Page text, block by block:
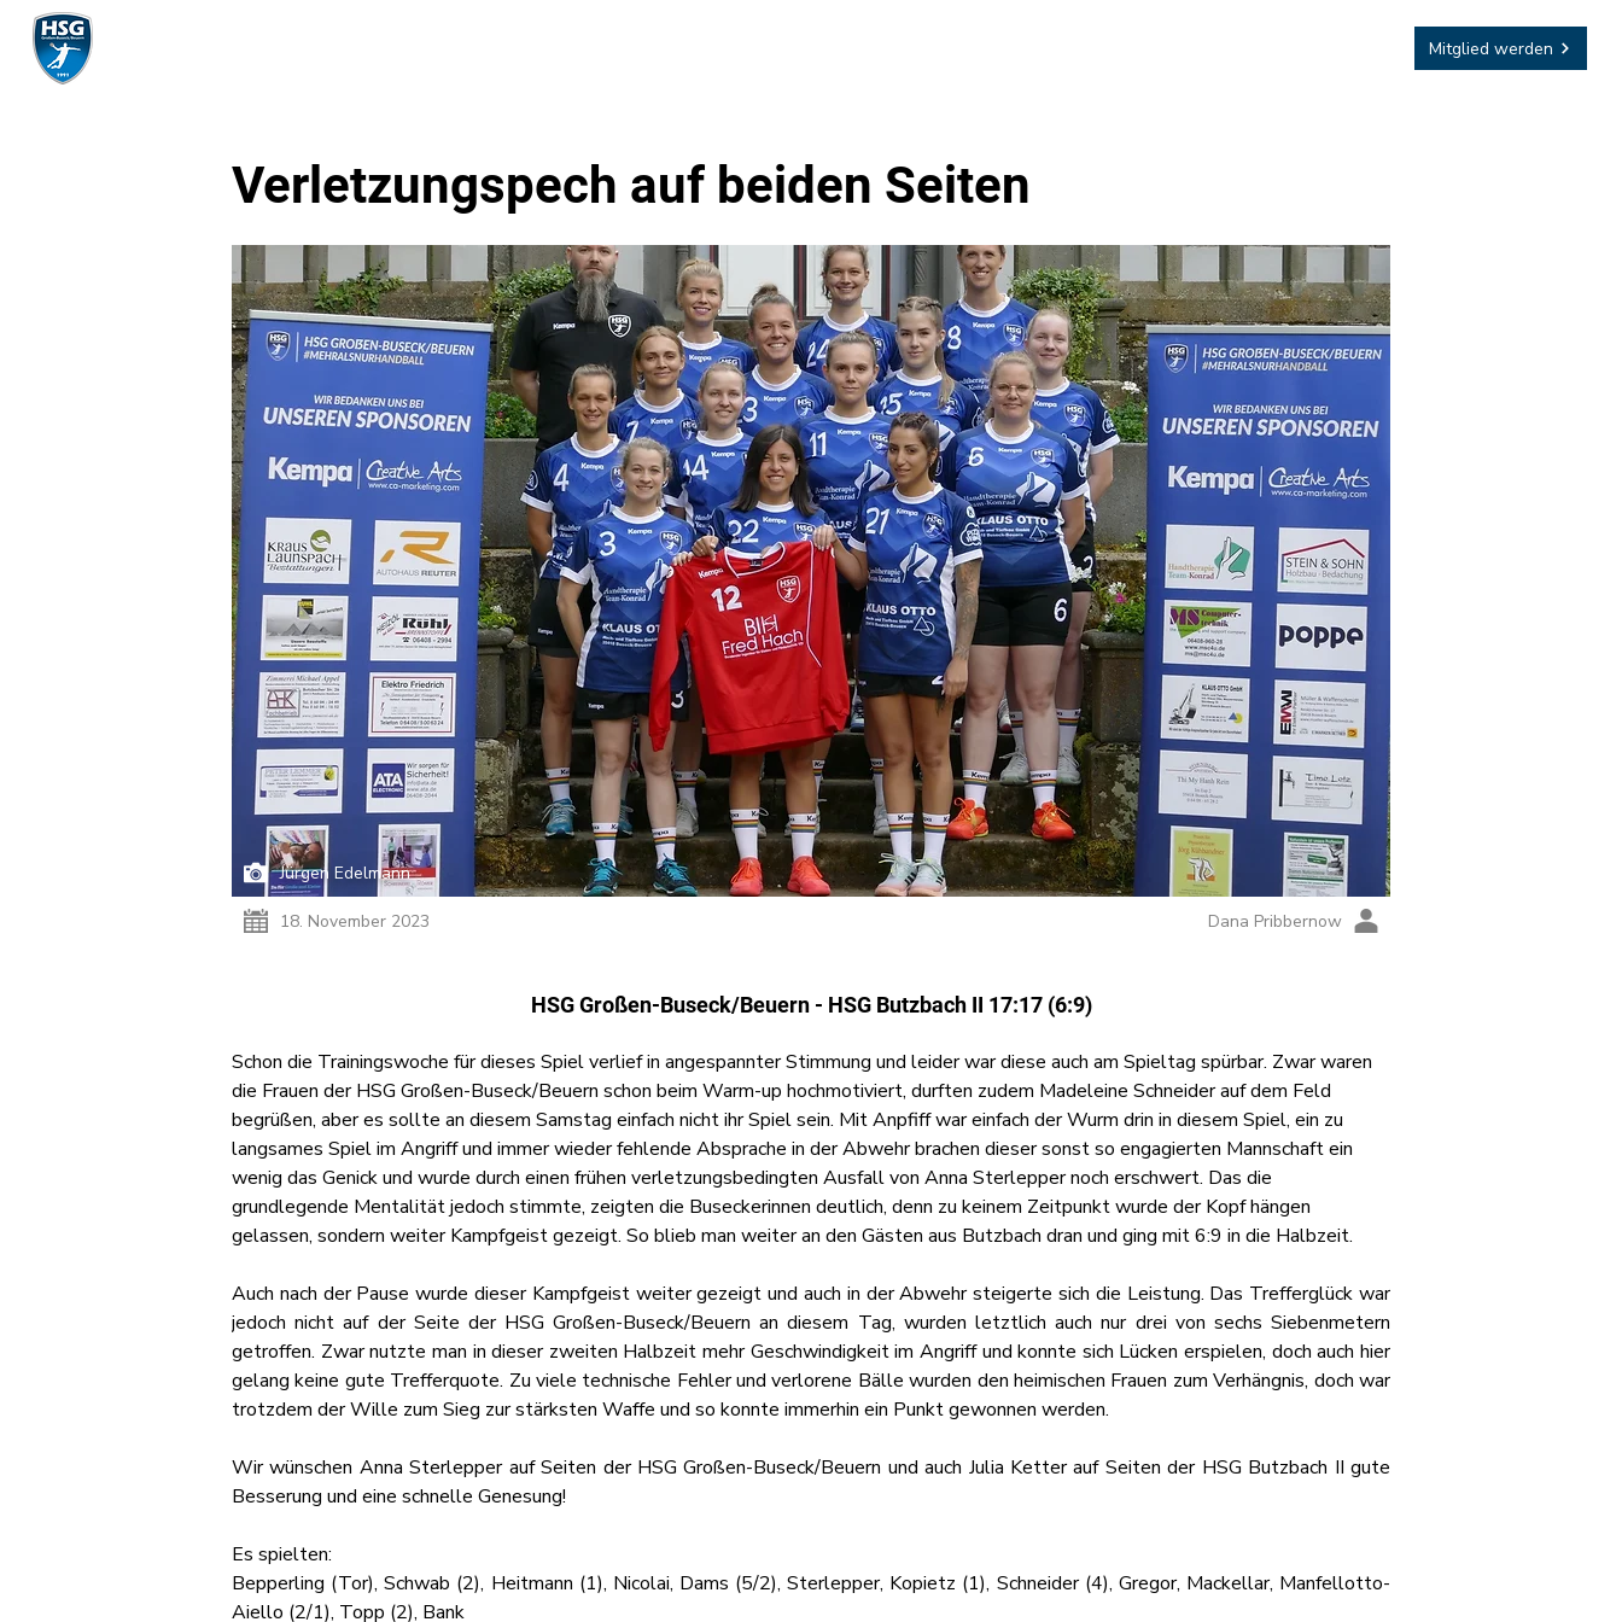
Mitglied werden
Verletzungspech auf beiden Seiten
Jürgen Edelmann
18. November 2023 Dana Pribbernow
HSG Großen-Buseck/Beuern - HSG Butzbach II 17:17 (6:9)
Schon die Trainingswoche für dieses Spiel verlief in angespannter Stimmung und leider war diese auch am Spieltag spürbar. Zwar waren
die Frauen der HSG Großen-Buseck/Beuern schon beim Warm-up hochmotiviert, durften zudem Madeleine Schneider auf dem Feld
begrüßen, aber es sollte an diesem Samstag einfach nicht ihr Spiel sein. Mit Anpfiff war einfach der Wurm drin in diesem Spiel, ein zu
langsames Spiel im Angriff und immer wieder fehlende Absprache in der Abwehr brachen dieser sonst so engagierten Mannschaft ein
wenig das Genick und wurde durch einen frühen verletzungsbedingten Ausfall von Anna Sterlepper noch erschwert. Das die
grundlegende Mentalität jedoch stimmte, zeigten die Buseckerinnen deutlich, denn zu keinem Zeitpunkt wurde der Kopf hängen
gelassen, sondern weiter Kampfgeist gezeigt. So blieb man weiter an den Gästen aus Butzbach dran und ging mit 6:9 in die Halbzeit.
Auch nach der Pause wurde dieser Kampfgeist weiter gezeigt und auch in der Abwehr steigerte sich die Leistung. Das Trefferglück war
jedoch nicht auf der Seite der HSG Großen-Buseck/Beuern an diesem Tag, wurden letztlich auch nur drei von sechs Siebenmetern
getroffen. Zwar nutzte man in dieser zweiten Halbzeit mehr Geschwindigkeit im Angriff und konnte sich Lücken erspielen, doch auch hier
gelang keine gute Trefferquote. Zu viele technische Fehler und verlorene Bälle wurden den heimischen Frauen zum Verhängnis, doch war
trotzdem der Wille zum Sieg zur stärksten Waffe und so konnte immerhin ein Punkt gewonnen werden.
Wir wünschen Anna Sterlepper auf Seiten der HSG Großen-Buseck/Beuern und auch Julia Ketter auf Seiten der HSG Butzbach II gute
Besserung und eine schnelle Genesung!
Es spielten:
Bepperling (Tor), Schwab (2), Heitmann (1), Nicolai, Dams (5/2), Sterlepper, Kopietz (1), Schneider (4), Gregor, Mackellar, Manfellotto-
Aiello (2/1), Topp (2), Bank